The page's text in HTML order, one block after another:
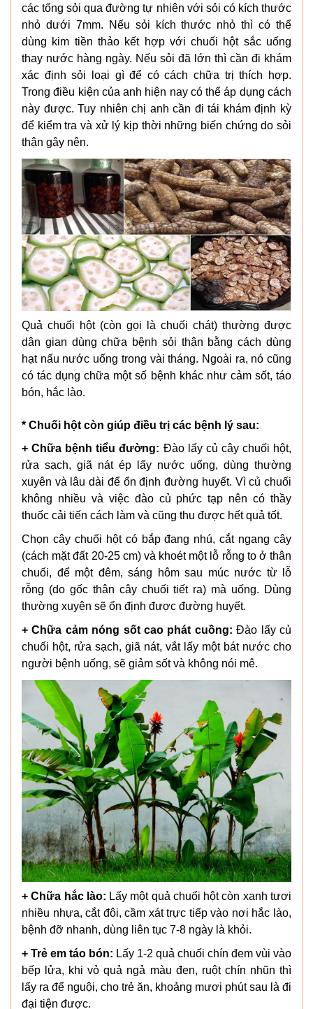
các tống sỏi qua đường tự nhiên với sỏi có kích thước
nhỏ dưới 7mm. Nếu sỏi kích thước nhỏ thì có thể
dùng kim tiền thảo kết hợp với chuối hột sắc uống
thay nước hàng ngày. Nếu sỏi đã lớn thì cần đi khám
xác định sỏi loại gì để có cách chữa trị thích hợp.
Trong điều kiện của anh hiện nay có thể áp dụng cách
này được. Tuy nhiên chị anh cần đi tái khám định kỳ
để kiểm tra và xử lý kịp thời những biến chứng do sỏi
thận gây nên.
Quả chuối hột (còn gọi là chuối chát) thường được
dân gian dùng chữa bệnh sỏi thận bằng cách dùng
hạt nấu nước uống trong vài tháng. Ngoài ra, nó cũng
có tác dụng chữa một số bệnh khác như cảm sốt, táo
bón, hắc lào.
* Chuối hột còn giúp điều trị các bệnh lý sau:
+ Chữa bệnh tiểu đường: Đào lấy củ cây chuối hột,
rửa sạch, giã nát ép lấy nước uống, dùng thường
xuyên và lâu dài để ổn định đường huyết. Vì củ chuối
không nhiều và việc đào củ phức tạp nên có thầy
thuốc cải tiến cách làm và cũng thu được hết quả tốt.
Chọn cây chuối hột có bắp đang nhú, cắt ngang cây
(cách mặt đất 20-25 cm) và khoét một lỗ rỗng to ở thân
chuối, để một đêm, sáng hôm sau múc nước từ lỗ
rỗng (do gốc thân cây chuối tiết ra) mà uống. Dùng
thường xuyên sẽ ổn định được đường huyết.
+ Chữa cảm nóng sốt cao phát cuồng:Đào lấy củ
chuối hột, rửa sạch, giã nát, vắt lấy một bát nước cho
người bệnh uống, sẽ giảm sốt và không nói mê.
+ Chữa hắc lào: Lấy một quả chuối hột còn xanh tươi
nhiều nhựa, cắt đôi, cầm xát trực tiếp vào nơi hắc lào,
bệnh đỡ nhanh, dùng liên tục 7-8 ngày là khỏi.
+ Trẻ em táo bón: Lấy 1-2 quả chuối chín đem vùi vào
bếp lửa, khi vỏ quả ngả màu đen, ruột chín nhũn thì
lấy ra để nguội, cho trẻ ăn, khoảng mươi phút sau là đi
đại tiện được.